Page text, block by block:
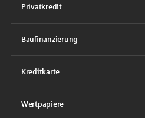
Privatkredit
Baufinanzierung
Kreditkarte
Wertpapiere